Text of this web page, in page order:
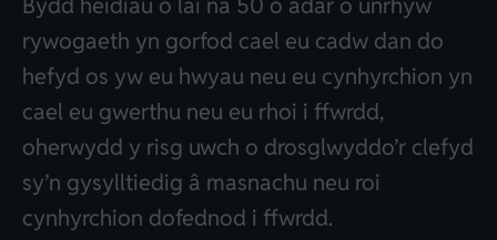
rywogaeth yn gorfod cael eu cadw dan do
hefyd os yw eu hwyau neu eu cynhyrchion yn
cael eu gwerthu neu eu rhoi i ffwrdd,
oherwydd y risg uwch o drosglwyddo’r clefyd
sy’n gysylltiedig â masnachu neu roi
cynhyrchion dofednod i ffwrdd.